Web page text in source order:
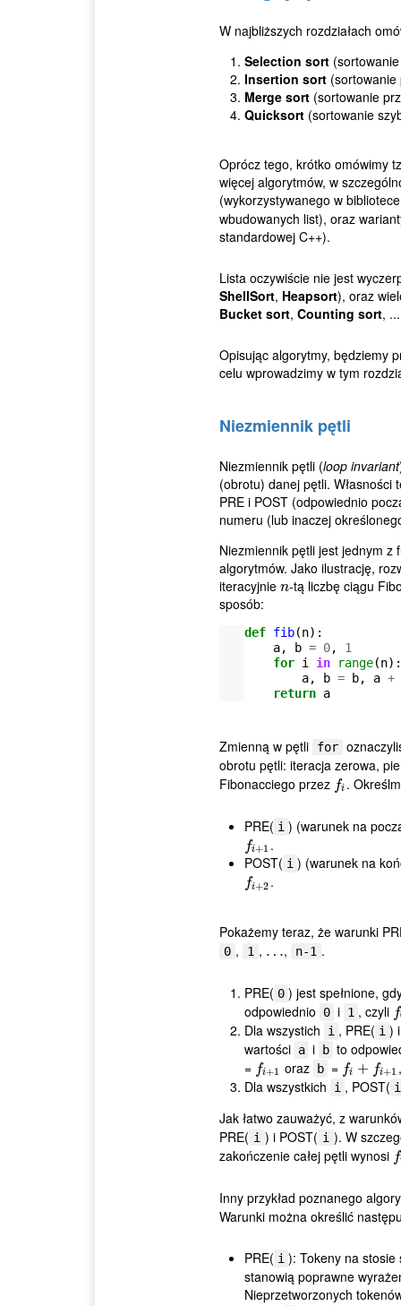
W najbliższych rozdziałach
Selection sort(sortowanie
Insertion sort(sortowanie
Merge sort(sortowanie
Quicksort(sortowanie
Oprócz tego, krótko omówimy
więcej algorytmów, w
(wykorzystywanego w
wbudowanych list), oraz
standardowej C++).
Lista oczywiście nie jest
ShellSort, Heapsort), oraz
Bucket sort, Counting sort, ...
Opisując algorytmy, będziemy
celu wprowadzimy w tym
Niezmiennik pętli
Niezmiennik pętli (loop invariant
(obrotu) danej pętli.
PRE i POST (odpowiednio
numeru (lub inaczej
Niezmiennik pętli jest jednym
algorytmów. Jako ilustrację,
iteracyjnie n
n-tą liczbę ciągu
sposób:
def fib(n):
a, b = 0,
1
for i in range(n):
a, b = b, a +
return a
Zmienną w pętli for
obrotu pętli: iteracja zerowa,
Fibonacciego przez fi
f .
PRE( i ) (warunek na
fi+1
f+1 .
POST( i ) (warunek na
fi+2
f+2 .
Pokażemy teraz, że warunki
0 , 1 , …
… , n-1 .
PRE( 0 ) jest spełnione,
odpowiednio
0 i 1 , czyli f
f
Dla wszystich
i , PRE( i )
wartości a i b to
= fi+1
f+1 oraz b = fi + fi+1
f+ f+ 1
Dla wszystkich
i , POST( i
Jak łatwo zauważyć, z
PRE( i ) i POST( i ). W
zakończenie całej pętli wynosi f
f
Inny przykład poznanego
Warunki można określić
PRE( i ): Tokeny na stosie
stanowią poprawne
Nieprzetworzonych